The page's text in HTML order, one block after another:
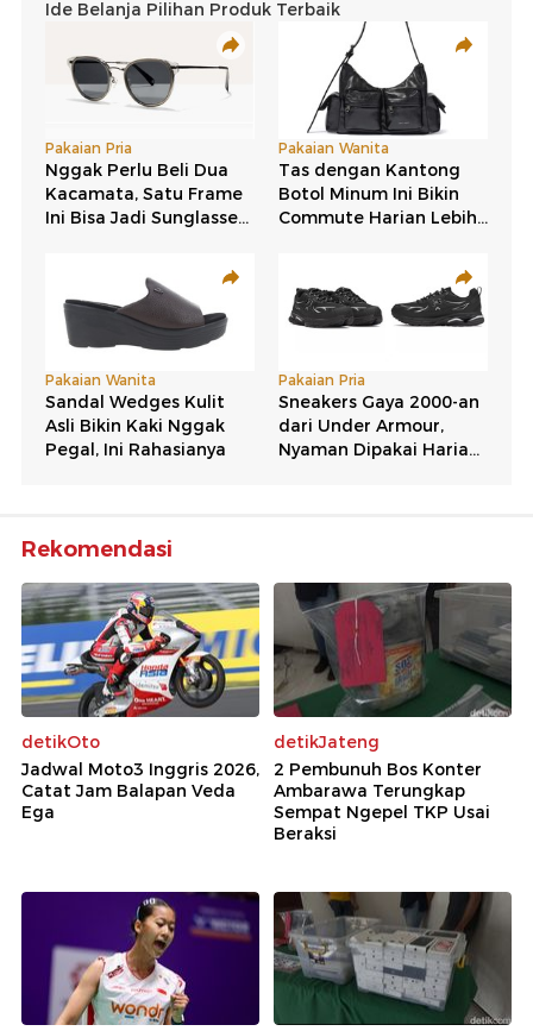
Rekomendasi
detikOto
Jadwal Moto3 Inggris 2026,
Catat Jam Balapan Veda
Ega
detikJateng
2 Pembunuh Bos Konter
Ambarawa Terungkap
Sempat Ngepel TKP Usai
Beraksi